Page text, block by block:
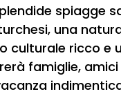
spiagge
una
culturale ricco e
famiglie,